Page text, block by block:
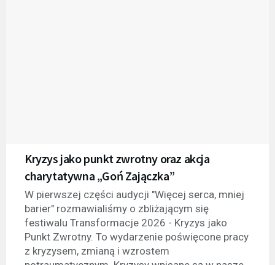
Kryzys jako punkt zwrotny oraz akcja
charytatywna „Goń Zajączka”
W pierwszej części audycji "Więcej serca, mniej
barier" rozmawialiśmy o zbliżającym się
festiwalu Transformacje 2026 - Kryzys jako
Punkt Zwrotny. To wydarzenie poświęcone pracy
z kryzysem, zmianą i wzrostem